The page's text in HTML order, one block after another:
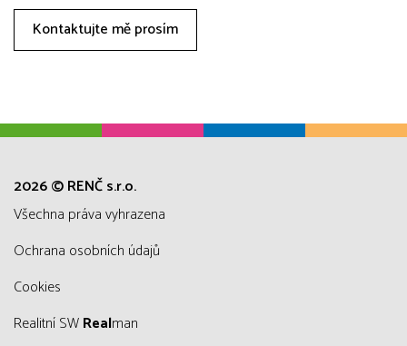
Kontaktujte mě prosím
2026 © RENČ s.r.o.
všechna práva vyhrazena
Ochrana osobních údajů
Cookies
Realitní SWRealman